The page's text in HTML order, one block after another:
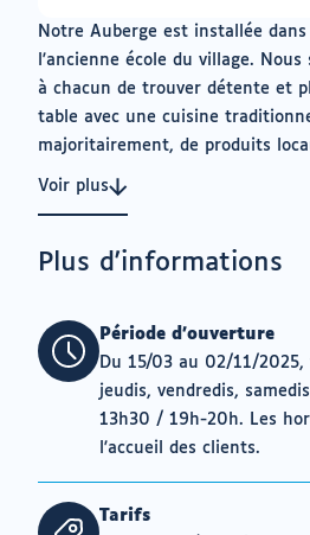
sur
Notre Auberge est installée
l'ancienne école du village.
à chacun de trouver détente et
table avec une cuisine
majoritairement, de produits
Voir plus
Plus d'informations
Période d'ouverture
Du 15/03 au 02/11/
jeudis, vendredis,
13h30 / 19h-20h. Les
l'accueil des clients.
Tarifs